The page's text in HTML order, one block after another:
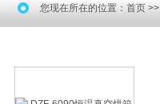
您现在所在的位置： 首页